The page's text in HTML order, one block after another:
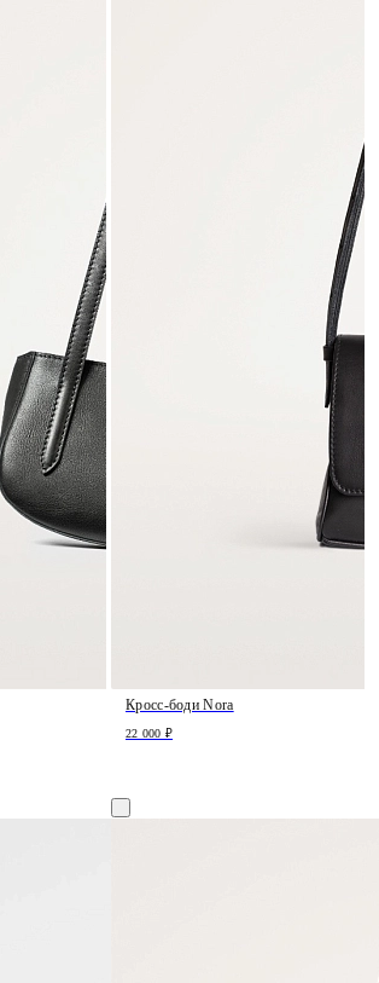
Кросс-боди Nora
22 000 ₽